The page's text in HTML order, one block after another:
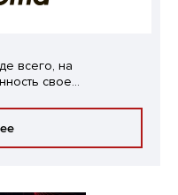
всего, на
свое...